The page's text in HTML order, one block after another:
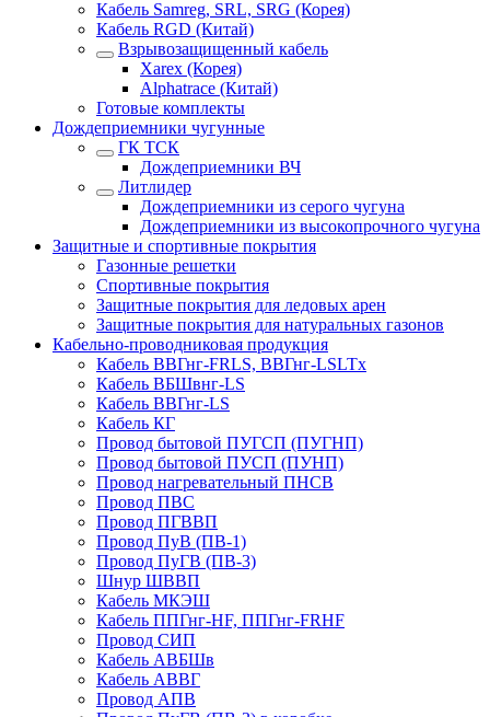
Кабель Samreg, SRL, SRG (Корея)
Кабель RGD (Китай)
Взрывозащищенный кабель
Xarex (Корея)
Alphatrace (Китай)
Готовые комплекты
Дождеприемники чугунные
ГК ТСК
Дождеприемники ВЧ
Литлидер
Дождеприемники из серого чугуна
Дождеприемники из высокопрочного чугуна
Защитные и спортивные покрытия
Газонные решетки
Спортивные покрытия
Защитные покрытия для ледовых арен
Защитные покрытия для натуральных газонов
Кабельно-проводниковая продукция
Кабель ВВГнг-FRLS, ВВГнг-LSLTx
Кабель ВБШвнг-LS
Кабель ВВГнг-LS
Кабель КГ
Провод бытовой ПУГСП (ПУГНП)
Провод бытовой ПУСП (ПУНП)
Провод нагревательный ПНСВ
Провод ПВС
Провод ПГВВП
Провод ПуВ (ПВ-1)
Провод ПуГВ (ПВ-3)
Шнур ШВВП
Кабель МКЭШ
Кабель ППГнг-HF, ППГнг-FRHF
Провод СИП
Кабель АВБШв
Кабель АВВГ
Провод АПВ